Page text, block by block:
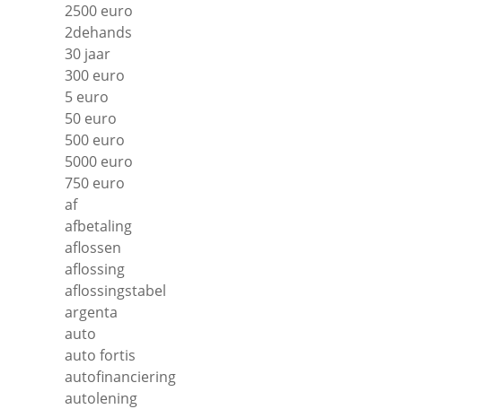
2500 euro
2dehands
30 jaar
300 euro
5 euro
50 euro
500 euro
5000 euro
750 euro
af
afbetaling
aflossen
aflossing
aflossingstabel
argenta
auto
auto fortis
autofinanciering
autolening